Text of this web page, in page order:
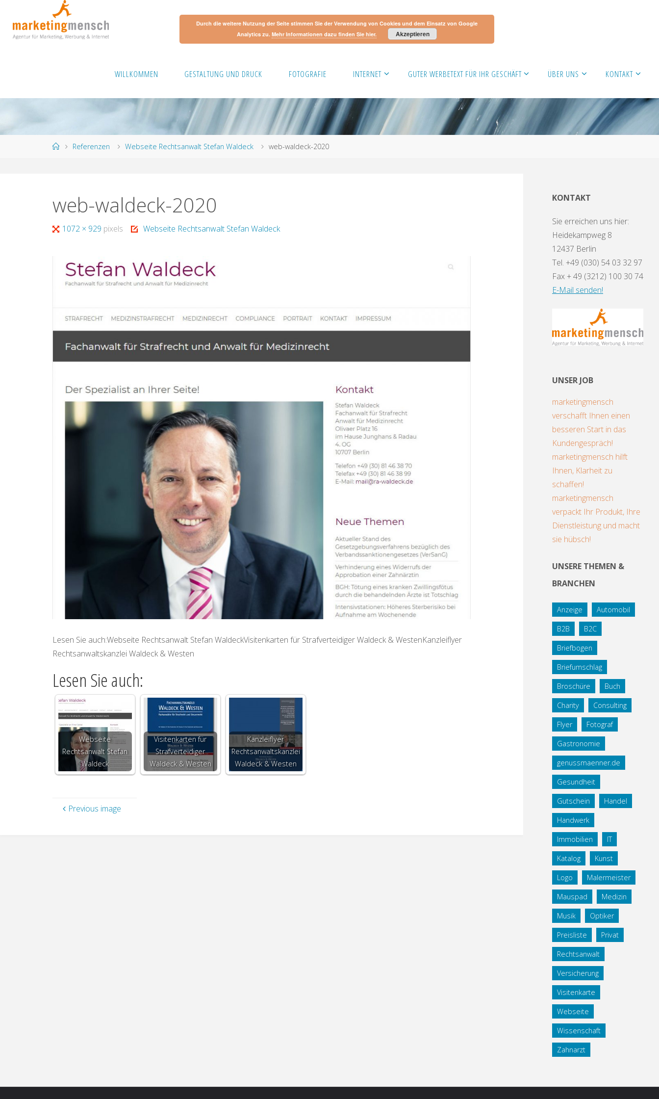
content
WILLKOMMEN GESTALTUNG UND DRUCK FOTOGRAFIE INTERNET GUTER WERBETEXT FÜR IHR GESCHÄFT ÜBER UNS KONTAKT
HomeReferenzen Webseite Rechtsanwalt Stefan Waldeck web-waldeck-2020
web-waldeck-2020
Full1072 × 929 pixels Webseite Rechtsanwalt Stefan Waldeck
Lesen Sie auch:Webseite Rechtsanwalt Stefan WaldeckVisitenkarten für Strafverteidiger Waldeck & WestenKanzleiflyer
Rechtsanwaltskanzlei Waldeck & Westen
Lesen Sie auch:
Webseite
Rechtsanwalt Stefan
Waldeck
Visitenkarten für
Strafverteidiger
Waldeck & Westen
Kanzleiflyer
Rechtsanwaltskanzlei
Waldeck & Westen
Previous image
KONTAKT
Sie erreichen uns hier:
Heidekampweg 8
12437 Berlin
Tel. +49 (030) 54 03 32 97
Fax + 49 (3212) 100 30 74
E-Mail senden!
UNSER JOB
marketingmensch
verschafft Ihnen einen
besseren Start in das
Kundengespräch!
marketingmensch hilft
Ihnen, Klarheit zu
schaffen!
marketingmensch
verpackt Ihr Produkt, Ihre
Dienstleistung und macht
sie hübsch!
UNSERE THEMEN &
BRANCHEN
Anzeige Automobil
B2B B2C
Briefbogen
Briefumschlag
Broschüre Buch
Charity Consulting
Flyer Fotograf
Gastronomie
genussmaenner.de
Gesundheit
Gutschein Handel
Handwerk
Immobilien IT
Katalog Kunst
Logo Malermeister
Mauspad Medizin
Musik Optiker
Preisliste Privat
Rechtsanwalt
Versicherung
Visitenkarte
Webseite
Wissenschaft
Zahnarzt
Durch die weitere Nutzung der Seite stimmen Sie der Verwendung von Cookies und dem Einsatz von Google
Analytics zu. Mehr Informationen dazu finden Sie hier. Akzeptieren